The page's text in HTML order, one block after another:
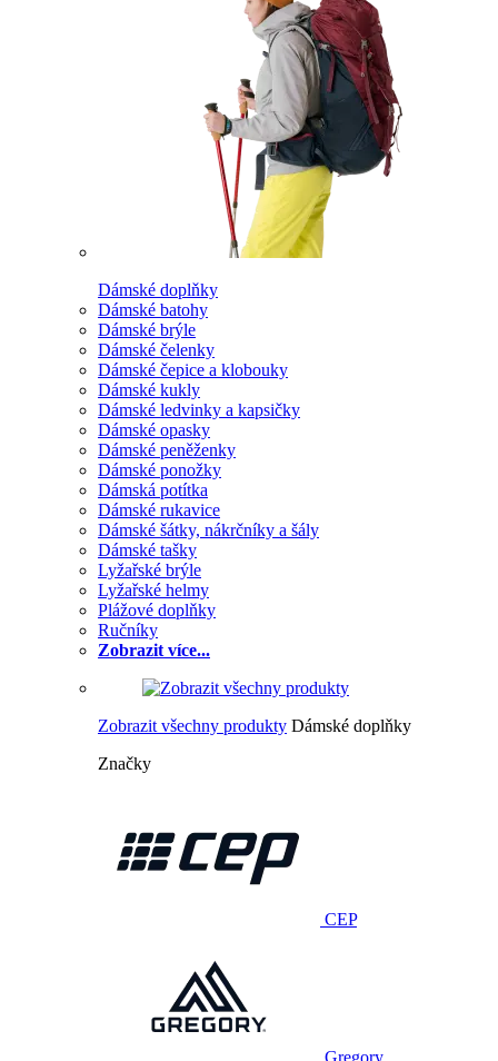
Dámské doplňky
Dámské batohy
Dámské brýle
Dámské čelenky
Dámské čepice a klobouky
Dámské kukly
Dámské ledvinky a kapsičky
Dámské opasky
Dámské peněženky
Dámské ponožky
Dámská potítka
Dámské rukavice
Dámské šátky, nákrčníky a šály
Dámské tašky
Lyžařské brýle
Lyžařské helmy
Plážové doplňky
Ručníky
Zobrazit více...
Zobrazit všechny produkty Dámské doplňky
Značky
CEP
Gregory